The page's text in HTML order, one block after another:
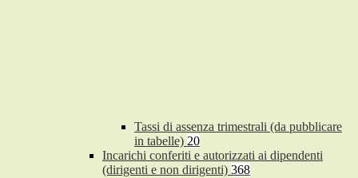
Tassi di assenza trimestrali (da pubblicare
in tabelle) 20
Incarichi conferiti e autorizzati ai dipendenti
(dirigenti e non dirigenti) 368